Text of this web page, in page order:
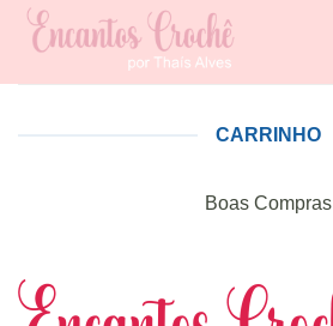
Skip
CARRINHO
Boas Compras